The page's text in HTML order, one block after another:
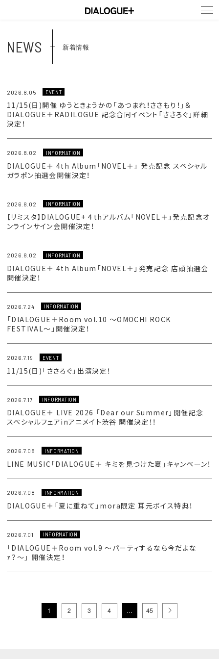
DISCOGRAPHY
NEWS 新着情報
2026.8.05 EVENT
11/15(日)開催 ゆうときょうかの「あつまれ！ささもり！」＆
DIALOGUE＋RADILOGUE 記念合同イベント「ささろぐ」詳細
決定！
2026.8.02 INFORMATION
DIALOGUE＋ 4th Album「NOVEL＋」 発売記念 スペシャル
ガラポン抽選会開催決定！
2026.8.02 INFORMATION
【リミスタ】DIALOGUE+ ４thアルバム「NOVEL＋」発売記念オ
ンラインサイン会開催決定！
2026.8.02 INFORMATION
DIALOGUE＋ 4th Album「NOVEL＋」発売記念 店頭抽選会
開催決定！
2026.7.24 INFORMATION
「DIALOGUE＋Room vol.10 〜OMOCHI ROCK
FESTIVAL〜」開催決定！
2026.7.19 EVENT
11/15(日)「ささろぐ」出演決定！
2026.7.17 INFORMATION
DIALOGUE＋ LIVE 2026 「Dear our Summer」開催記念
スペシャルフェアinアニメイト渋谷 開催決定！！
2026.7.08 INFORMATION
LINE MUSIC「DIALOGUE＋ キミを見つけた夏」キャンペーン！
2026.7.08 INFORMATION
DIALOGUE＋「夏に重ねて」mora限定 耳元ボイス特典！
2026.7.01 INFORMATION
「DIALOGUE＋Room vol.9 ～パーティするなら今だよな
ｧ？〜」 開催決定！
1 2 3 4 … 45